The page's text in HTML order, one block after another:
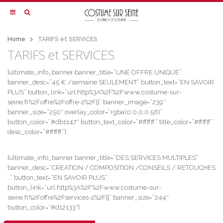
Home TARIFS et SERVICES
TARIFS et SERVICES
[ultimate_info_banner banner_title=”UNE OFFRE UNIQUE”
banner_desc=”45 € /semaine SEULEMENT” button_text=”EN SAVOIR
PLUS” button_link=”url:http%3A%2F%2Fwww.costume-sur-
seine.fr%2Foffre%2Foffre-2%2F||” banner_image=”239″
banner_size=”250″ overlay_color=”rgba(0,0,0,0.56)”
button_color=”#db1147″ button_text_color=”#ffffff” title_color=”#ffffff”
desc_color=”#ffffff”]
[ultimate_info_banner banner_title=”DES SERVICES MULTIPLES”
banner_desc=”CREATION / COMPOSITION /CONSEILS / RETOUCHES
..” button_text=”EN SAVOIR PLUS”
button_link=”url:http%3A%2F%2Fwww.costume-sur-
seine.fr%2Foffre%2Fservices-2%2F||” banner_size=”244″
button_color=”#d12133″]